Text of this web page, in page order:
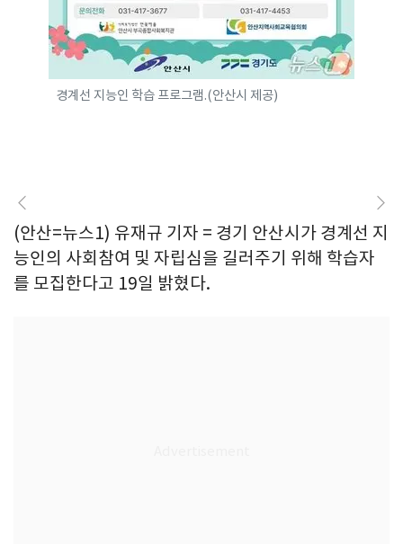
경계선 지능인 학습 프로그램.(안산시 제공)
(안산=뉴스1) 유재규 기자 = 경기 안산시가 경계선 지
능인의 사회참여 및 자립심을 길러주기 위해 학습자
를 모집한다고 19일 밝혔다.